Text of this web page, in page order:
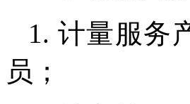
1. 计量服务
员；